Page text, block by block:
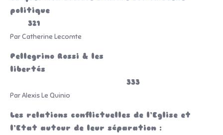
politique
321
Par Catherine Lecomte
Pellegrino Rossi & les
libertés
333
Par Alexis Le Quinio
Les relations conflictuelles de l’Eglise et
l’Etat autour de leur séparation :